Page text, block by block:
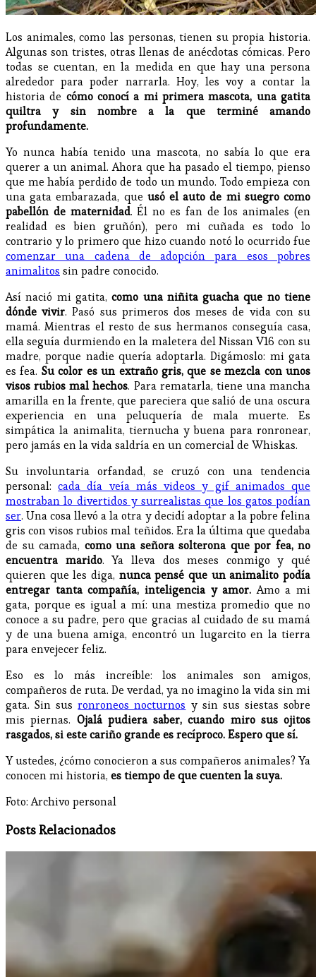
Los animales, como las personas, tienen su propia historia.
Algunas son tristes, otras llenas de anécdotas cómicas. Pero
todas se cuentan, en la medida en que hay una persona
alrededor para poder narrarla. Hoy, les voy a contar la
historia de cómo conocí a mi primera mascota, una gatita
quiltra y sin nombre a la que terminé amando
profundamente.
Yo nunca había tenido una mascota, no sabía lo que era
querer a un animal. Ahora que ha pasado el tiempo, pienso
que me había perdido de todo un mundo. Todo empieza con
una gata embarazada, que usó el auto de mi suegro como
pabellón de maternidad. Él no es fan de los animales (en
realidad es bien gruñón), pero mi cuñada es todo lo
contrario y lo primero que hizo cuando notó lo ocurrido fue
comenzar una cadena de adopción para esos pobres
animalitos sin padre conocido.
Así nació mi gatita,como una niñita guacha que no tiene
dónde vivir. Pasó sus primeros dos meses de vida con su
mamá. Mientras el resto de sus hermanos conseguía casa,
ella seguía durmiendo en la maletera del Nissan V16 con su
madre, porque nadie quería adoptarla. Digámoslo: mi gata
es fea. Su color es un extraño gris, que se mezcla con unos
visos rubios mal hechos. Para rematarla, tiene una mancha
amarilla en la frente, que pareciera que salió de una oscura
experiencia en una peluquería de mala muerte. Es
simpática la animalita, tiernucha y buena para ronronear,
pero jamás en la vida saldría en un comercial de Whiskas.
Su involuntaria orfandad, se cruzó con una tendencia
personal:cada día veía más videos y gif animados que
mostraban lo divertidos y surrealistas que los gatos podían
ser. Una cosa llevó a la otra y decidí adoptar a la pobre felina
gris con visos rubios mal teñidos. Era la última que quedaba
de su camada, como una señora solterona que por fea, no
encuentra marido. Ya lleva dos meses conmigo y qué
quieren que les diga, nunca pensé que un animalito podía
entregar tanta compañía, inteligencia y amor. Amo a mi
gata, porque es igual a mí: una mestiza promedio que no
conoce a su padre, pero que gracias al cuidado de su mamá
y de una buena amiga, encontró un lugarcito en la tierra
para envejecer feliz.
Eso es lo más increíble: los animales son amigos,
compañeros de ruta. De verdad, ya no imagino la vida sin mi
gata. Sin susronroneos nocturnos y sin sus siestas sobre
mis piernas. Ojalá pudiera saber, cuando miro sus ojitos
rasgados, si este cariño grande es recíproco. Espero que sí.
Y ustedes, ¿cómo conocieron a sus compañeros animales? Ya
conocen mi historia, es tiempo de que cuenten la suya.
Foto: Archivo personal
Posts Relacionados